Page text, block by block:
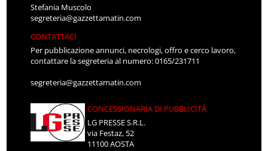
Stefania Muscolo
segreteria@gazzettamatin.com
CONTATTACI
Per pubblicazione annunci, necrologi, offro e cerco lavoro,
contattare la segreteria al numero: 0165/231711
segreteria@gazzettamatin.com
CONCESSIONARIA DI PUBBLICITÀ
LG PRESSE S.R.L.
via Festaz, 52
11100 AOSTA